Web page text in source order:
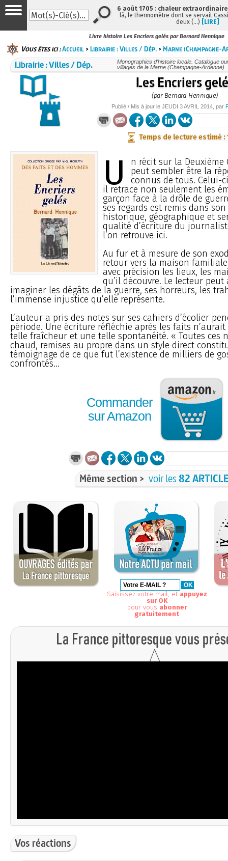
Livre histoire Les Encriers gelés par Bernard Hennique
Vous êtes ici :Accueil >Librairie : Villes / Dép. >Marne (Champagne-
Librairie : Villes / Dép.
Monographies d’histoire locale. Catalogue
villages de la Marne (Champagne-Ardenne)
Les Encriers
(par Bernard Hennique)
Publié / Mis à jour le JEUDI 3 AVRIL 2014, par
Temps de lecture estimé :
U
n récit sur la Deuxième
peut sembler être la
connus de tous. Celui-
il retrace non seulement les
garçon face à la drôle de
ses regards est remis dans
historique, géographique et
qualité d’écriture du
l’on retrouve ici.
Au fur et à mesure de son
retour vers la maison
avec précision les lieux, les
qu’il découvre. Le lecteur
imaginer les dégâts de la guerre, ses horreurs, les
l’immense injustice qu’elle représente.
L’auteur a pris des notes sur ses cahiers d’écolier
période. Une écriture réfléchie après les faits
telle fraîcheur et une telle spontanéité. « Toutes ces
chaud, remises au propre dans un style direct
témoignage de ce que fut l’existence de milliers de
confrontés...
Commander
sur Amazon
Même section > voir les82
Saisissez votre mail, et appuyez
sur OK
pour vous abonner
gratuitement
Vos réactions
6 août 1705 : chaleur
là, le thermomètre dont se servait
deux (…) [LIRE]